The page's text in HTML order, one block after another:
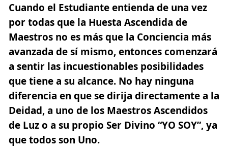
Cuando el Estudiante entienda de una vez
por todas que la Huesta Ascendida de
Maestros no es más que la Conciencia más
avanzada de sí mismo, entonces comenzará
a sentir las incuestionables posibilidades
que tiene a su alcance. No hay ninguna
diferencia en que se dirija directamente a la
Deidad, a uno de los Maestros Ascendidos
de Luz o a su propio Ser Divino “YO SOY”, ya
que todos son Uno.